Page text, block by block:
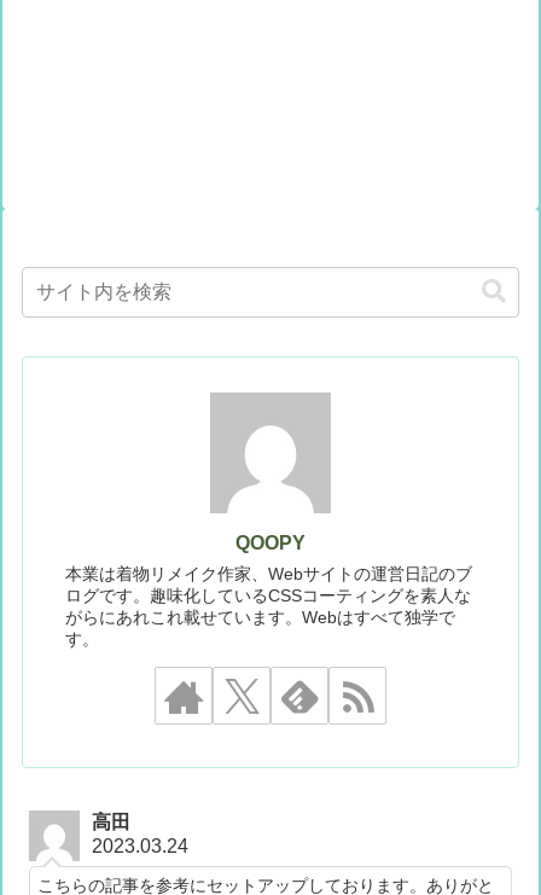
QOOPY
本業は着物リメイク作家、Webサイトの運営日記のブ
ログです。趣味化しているCSSコーティングを素人な
がらにあれこれ載せています。Webはすべて独学で
す。
高田
2023.03.24
こちらの記事を参考にセットアップしております。ありがと